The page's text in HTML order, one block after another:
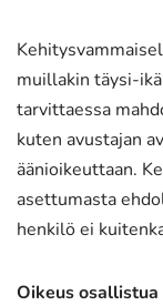
muillakin täysi-
tarvittaessa
kuten avustajan
äänioikeuttaan.
asettumasta
henkilö ei
Oikeus